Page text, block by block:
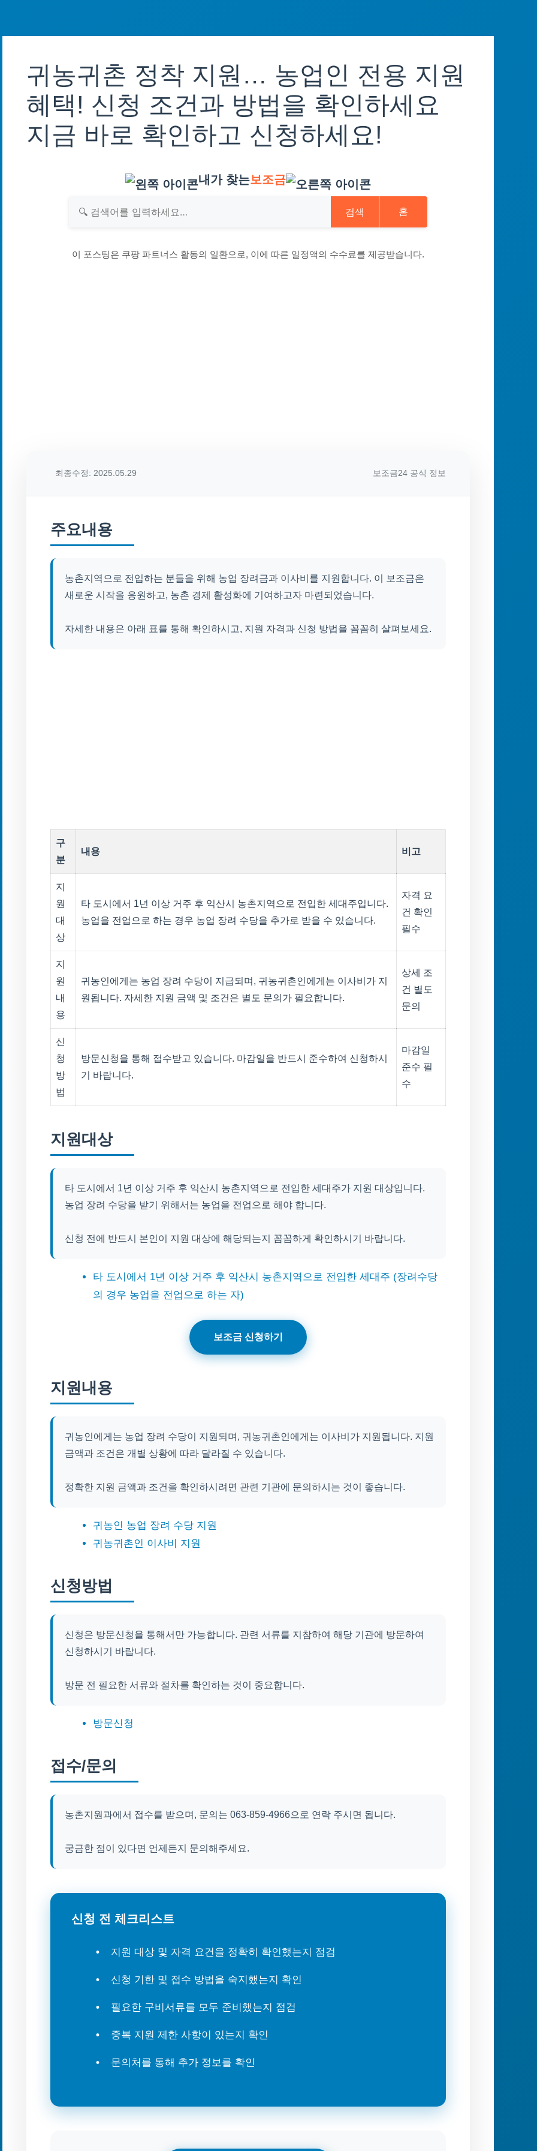
귀농귀촌 정착 지원… 농업인 전용 지원
혜택! 신청 조건과 방법을 확인하세요
지금 바로 확인하고 신청하세요!
내가 찾는보조금
검색 홈
이 포스팅은 쿠팡 파트너스 활동의 일환으로, 이에 따른 일정액의 수수료를 제공받습니다.
최종수정: 2025.05.29 보조금24 공식 정보
주요내용
농촌지역으로 전입하는 분들을 위해 농업 장려금과 이사비를 지원합니다. 이 보조금은
새로운 시작을 응원하고, 농촌 경제 활성화에 기여하고자 마련되었습니다.
자세한 내용은 아래 표를 통해 확인하시고, 지원 자격과 신청 방법을 꼼꼼히 살펴보세요.
구
분
내용 비고
지
원
대
상
타 도시에서 1년 이상 거주 후 익산시 농촌지역으로 전입한 세대주입니다.
농업을 전업으로 하는 경우 농업 장려 수당을 추가로 받을 수 있습니다.
자격 요
건 확인
필수
지
원
내
용
귀농인에게는 농업 장려 수당이 지급되며, 귀농귀촌인에게는 이사비가 지
원됩니다. 자세한 지원 금액 및 조건은 별도 문의가 필요합니다.
상세 조
건 별도
문의
신
청
방
법
방문신청을 통해 접수받고 있습니다. 마감일을 반드시 준수하여 신청하시
기 바랍니다.
마감일
준수 필
수
지원대상
타 도시에서 1년 이상 거주 후 익산시 농촌지역으로 전입한 세대주가 지원 대상입니다.
농업 장려 수당을 받기 위해서는 농업을 전업으로 해야 합니다.
신청 전에 반드시 본인이 지원 대상에 해당되는지 꼼꼼하게 확인하시기 바랍니다.
타 도시에서 1년 이상 거주 후 익산시 농촌지역으로 전입한 세대주 (장려수당
의 경우 농업을 전업으로 하는 자)
보조금 신청하기
지원내용
귀농인에게는 농업 장려 수당이 지원되며, 귀농귀촌인에게는 이사비가 지원됩니다. 지원
금액과 조건은 개별 상황에 따라 달라질 수 있습니다.
정확한 지원 금액과 조건을 확인하시려면 관련 기관에 문의하시는 것이 좋습니다.
귀농인 농업 장려 수당 지원
귀농귀촌인 이사비 지원
신청방법
신청은 방문신청을 통해서만 가능합니다. 관련 서류를 지참하여 해당 기관에 방문하여
신청하시기 바랍니다.
방문 전 필요한 서류와 절차를 확인하는 것이 중요합니다.
방문신청
접수/문의
농촌지원과에서 접수를 받으며, 문의는 063-859-4966으로 연락 주시면 됩니다.
궁금한 점이 있다면 언제든지 문의해주세요.
신청 전 체크리스트
지원 대상 및 자격 요건을 정확히 확인했는지 점검
신청 기한 및 접수 방법을 숙지했는지 확인
필요한 구비서류를 모두 준비했는지 점검
중복 지원 제한 사항이 있는지 확인
문의처를 통해 추가 정보를 확인